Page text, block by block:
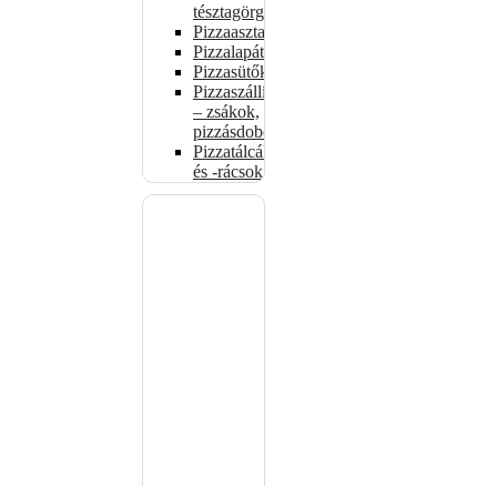
tésztagörgők
Pizzaasztalok
Pizzalapátok
Pizzasütők
Pizzaszállítás
– zsákok,
pizzásdobozok
Pizzatálcák
és -rácsok